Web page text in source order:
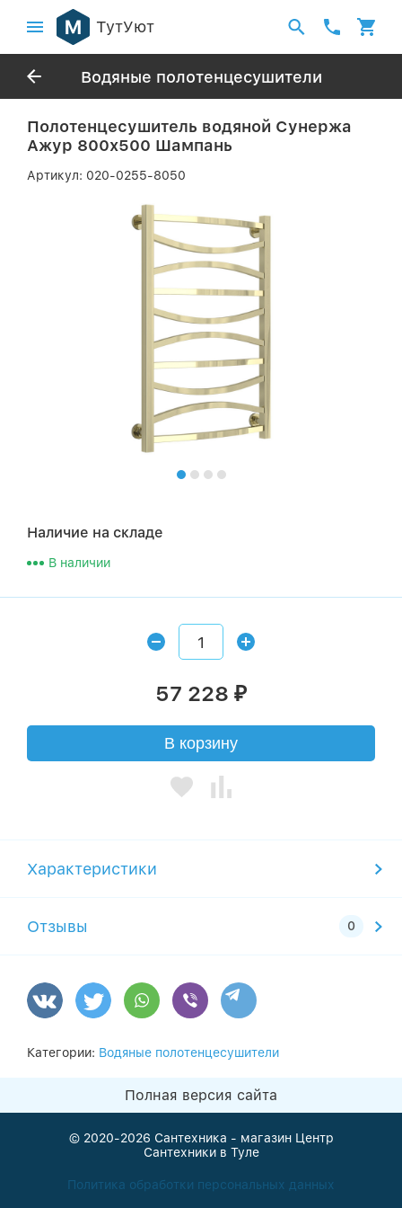
ТутУют
Водяные полотенцесушители
Полотенцесушитель водяной Сунержа
Ажур 800х500 Шампань
Артикул: 020-0255-8050
Наличие на складе
В наличии
57 228 ₽
В корзину
Характеристики
Отзывы
Категории: Водяные полотенцесушители
Полная версия сайта
© 2020-2026 Сантехника - магазин Центр
Сантехники в Туле
Политика обработки персональных данных